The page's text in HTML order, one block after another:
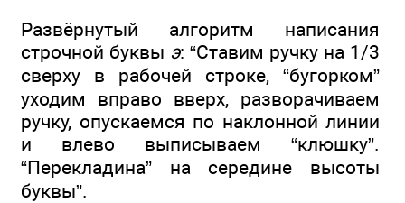
Развёрнутый алгоритм написания
строчной буквы э: “Ставим ручку на 1/3
сверху в рабочей строке, “бугорком”
уходим вправо вверх, разворачиваем
ручку, опускаемся по наклонной линии
и влево выписываем “клюшку”.
“Перекладина” на середине высоты
буквы”.